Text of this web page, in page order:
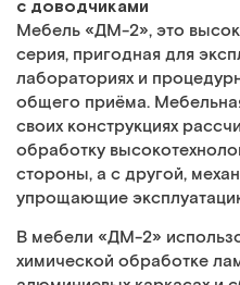
с доводчиками
Мебель «ДМ-2», это
серия, пригодная для
лабораториях и
общего приёма.
своих конструкциях
обработку
стороны, а с другой,
упрощающие
В мебели «ДМ-2»
химической обработке